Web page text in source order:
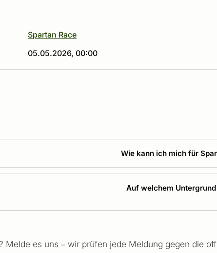
Spartan Race
05.05.2026, 00:00
Wie kann ich mich für
Auf welchem
es uns – wir prüfen jede Meldung gegen die